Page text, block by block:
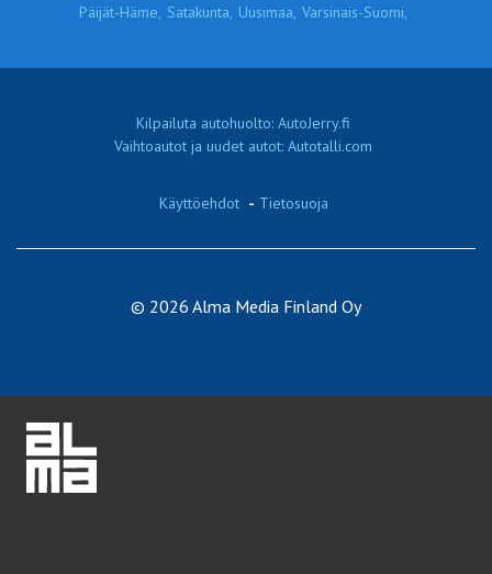
Päijät-Häme, Satakunta, Uusimaa, Varsinais-Suomi,
Kilpailuta autohuolto: AutoJerry.fi
Vaihtoautot ja uudet autot: Autotalli.com
Käyttöehdot - Tietosuoja
© 2026 Alma Media Finland Oy